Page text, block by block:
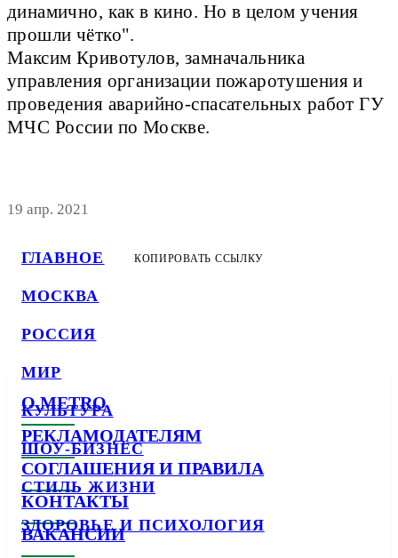
ГЛАВНОЕ
МОСКВА
РОССИЯ
МИР
КУЛЬТУРА
ШОУ-БИЗНЕС
СТИЛЬ ЖИЗНИ
ЗДОРОВЬЕ И ПСИХОЛОГИЯ
динамично, как в кино. Но в целом учения
прошли чётко".
Максим Кривотулов, замначальника
управления организации пожаротушения и
проведения аварийно-спасательных работ ГУ
МЧС России по Москве.
19 апр. 2021
КОПИРОВАТЬ ССЫЛКУ
О METRO
РЕКЛАМОДАТЕЛЯМ
СОГЛАШЕНИЯ И ПРАВИЛА
КОНТАКТЫ
ВАКАНСИИ